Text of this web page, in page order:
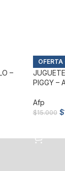
–
PIGGY –
Afp
$15.000 $